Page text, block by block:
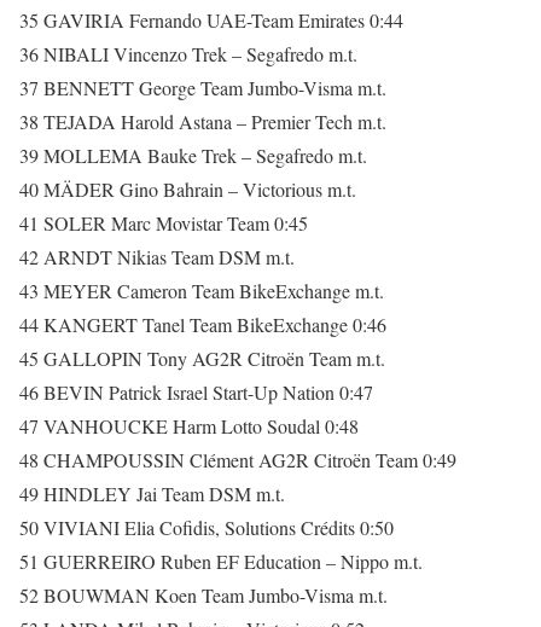
35 GAVIRIA Fernando UAE-Team Emirates 0:44
36 NIBALI Vincenzo Trek – Segafredo m.t.
37 BENNETT George Team Jumbo-Visma m.t.
38 TEJADA Harold Astana – Premier Tech m.t.
39 MOLLEMA Bauke Trek – Segafredo m.t.
40 MÄDER Gino Bahrain – Victorious m.t.
41 SOLER Marc Movistar Team 0:45
42 ARNDT Nikias Team DSM m.t.
43 MEYER Cameron Team BikeExchange m.t.
44 KANGERT Tanel Team BikeExchange 0:46
45 GALLOPIN Tony AG2R Citroën Team m.t.
46 BEVIN Patrick Israel Start-Up Nation 0:47
47 VANHOUCKE Harm Lotto Soudal 0:48
48 CHAMPOUSSIN Clément AG2R Citroën Team 0:49
49 HINDLEY Jai Team DSM m.t.
50 VIVIANI Elia Cofidis, Solutions Crédits 0:50
51 GUERREIRO Ruben EF Education – Nippo m.t.
52 BOUWMAN Koen Team Jumbo-Visma m.t.